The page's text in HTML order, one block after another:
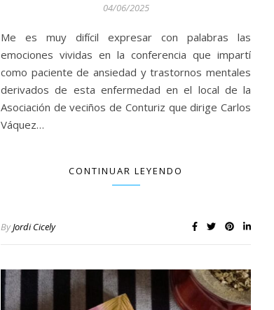
04/06/2025
Me es muy difícil expresar con palabras las
emociones vividas en la conferencia que impartí
como paciente de ansiedad y trastornos mentales
derivados de esta enfermedad en el local de la
Asociación de veciños de Conturiz que dirige Carlos
Váquez…
CONTINUAR LEYENDO
ByJordi Cicely